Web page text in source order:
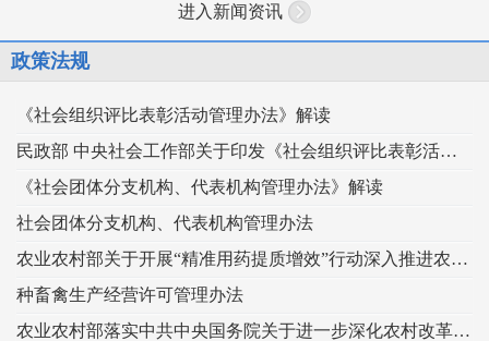
进入新闻资讯
政策法规
《社会组织评比表彰活动管理办法》解读
民政部 中央社会工作部关于印发《社会组织评比表彰活动管理办法》的通知
《社会团体分支机构、代表机构管理办法》解读
社会团体分支机构、代表机构管理办法
农业农村部关于开展“精准用药提质增效”行动深入推进农药科学安全使用工作的指导意见
种畜禽生产经营许可管理办法
农业农村部落实中共中央国务院关于进一步深化农村改革扎实推进乡村全面振兴 工作部署的实施意见